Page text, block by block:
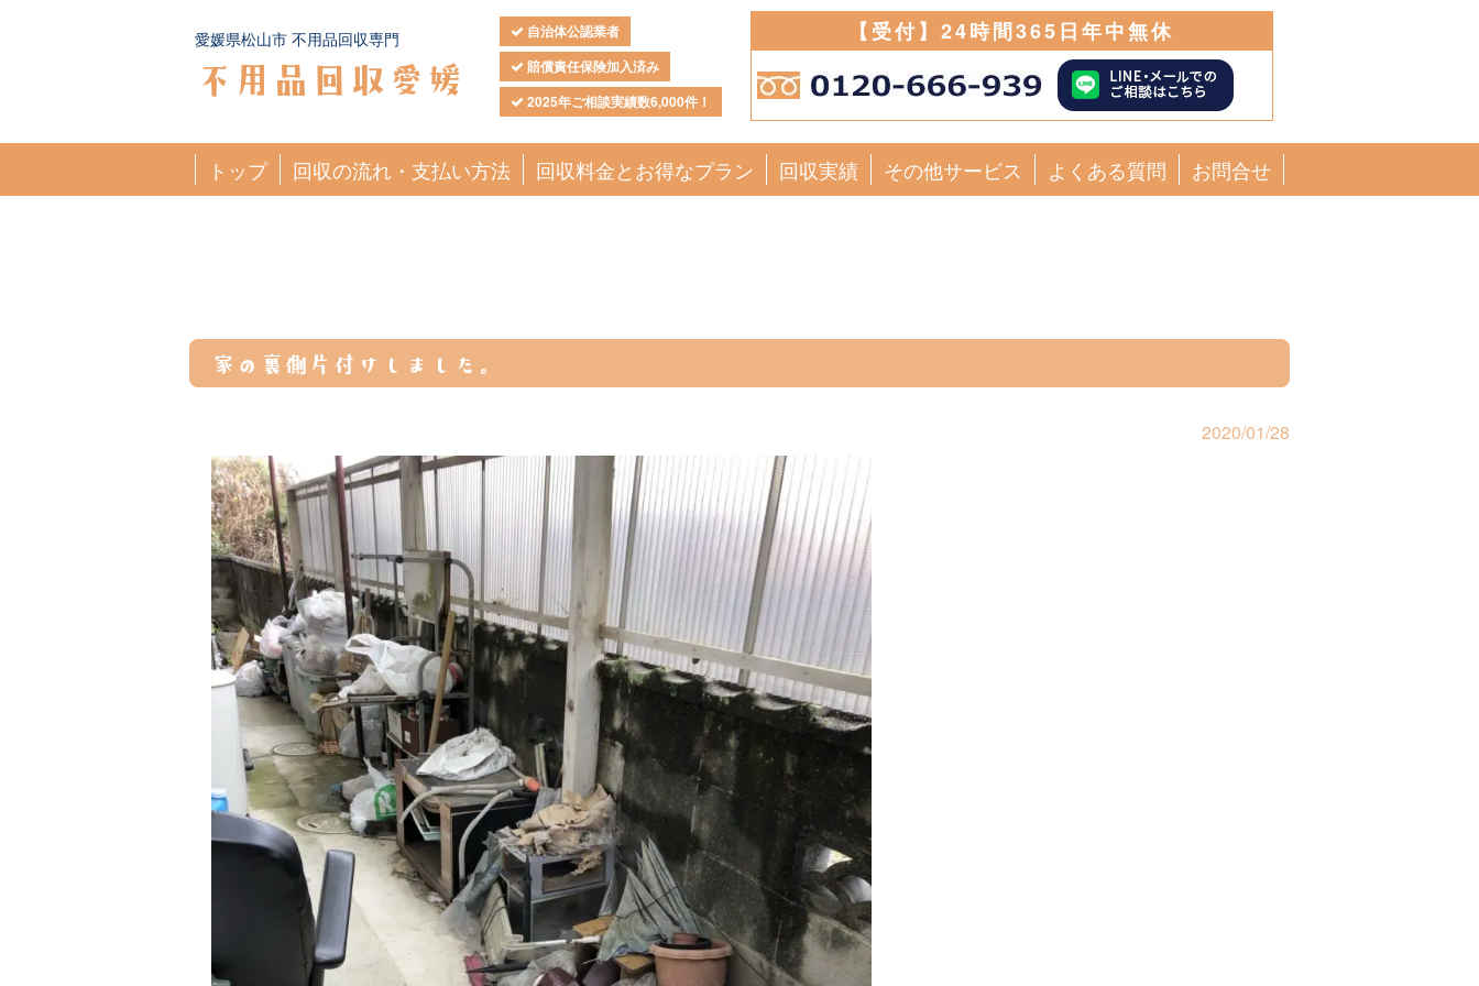
愛媛県松山市 不用品回収専門
不用品回収愛媛
自治体公認業者
賠償責任保険加入済み
2025年ご相談実績数6,000件！
【受付】24時間365日年中無休
トップ 回収の流れ・支払い方法 回収料金とお得なプラン 回収実績 その他サービス よくある質問 お問合せ
家の裏側片付けしました。
2020/01/28